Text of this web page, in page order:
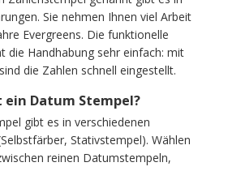
Sie nehmen Ihnen viel Arbeit
Evergreens. Die funktionelle
die Handhabung sehr einfach: mit
die Zahlen schnell eingestellt.
ein Datum Stempel?
gibt es in verschiedenen
Stativstempel). Wählen
reinen Datumstempeln,